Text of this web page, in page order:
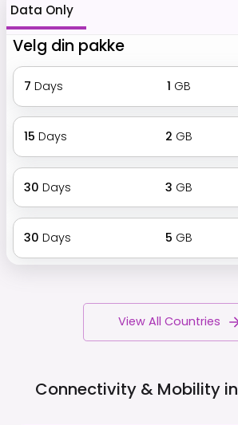
Data Only
Velg din pakke
7 Days 1 GB
15 Days 2 GB
30 Days 3 GB
30 Days 5 GB
View All Countries
Connectivity & Mobility in